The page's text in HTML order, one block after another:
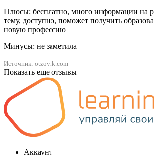
Плюсы: бесплатно, много информации на
тему, доступно, поможет получить
новую профессию
Минусы: не заметила
Источник: otzovik.com
Показать еще отзывы
Аккаунт